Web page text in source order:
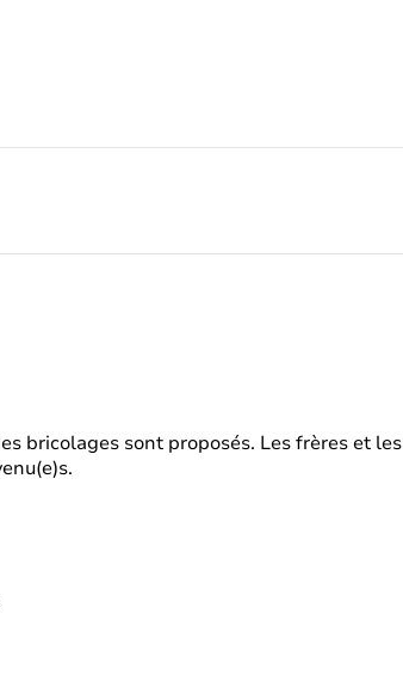
bricolages sont proposés. Les frères et les